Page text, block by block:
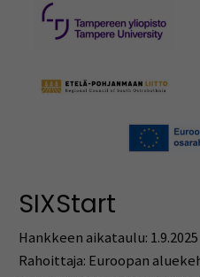
SIXStart
Hankkeen aikataulu: 1.9.2025
Rahoittaja: Euroopan